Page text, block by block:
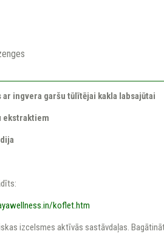
ar ingvera garšu tūlītējai kakla labsajūtai
ekstraktiem
koflet.htm
izcelsmes aktīvās sastāvdaļas.